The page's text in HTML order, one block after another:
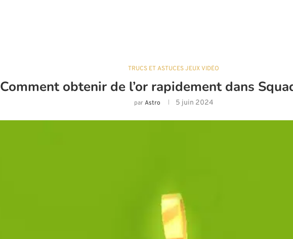
TRUCS ET ASTUCES JEUX VIDÉO
Comment obtenir de l’or rapidement dans
parAstro 5 juin 2024